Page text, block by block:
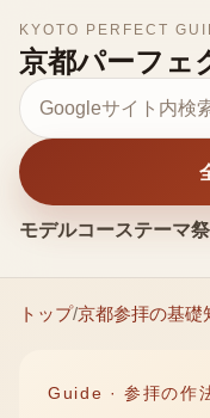
KYOTO PERFECT
京都パーフェ
モデルコーステーマ
サイト内検索
トップ/京都参拝の基礎
Guide ·参拝の作